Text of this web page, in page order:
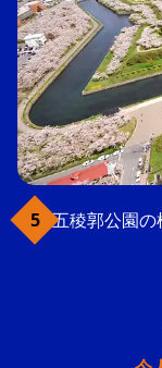
五稜郭公園の